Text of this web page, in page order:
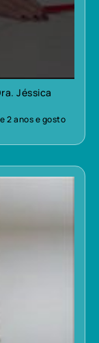
Jéssica
2 anos e gosto